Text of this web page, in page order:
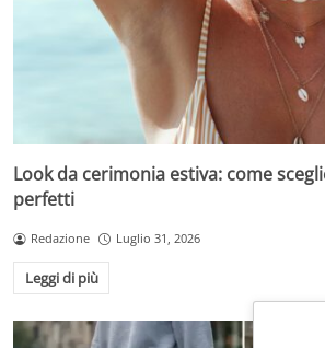
Look da cerimonia estiva: come
perfetti
Redazione Luglio 31, 2026
Leggi di più